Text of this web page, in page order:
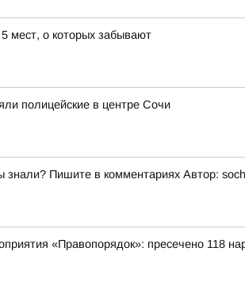
мест, о которых забывают
полицейские в центре Сочи
Пишите в комментариях Автор:
«Правопорядок»: пресечено 118